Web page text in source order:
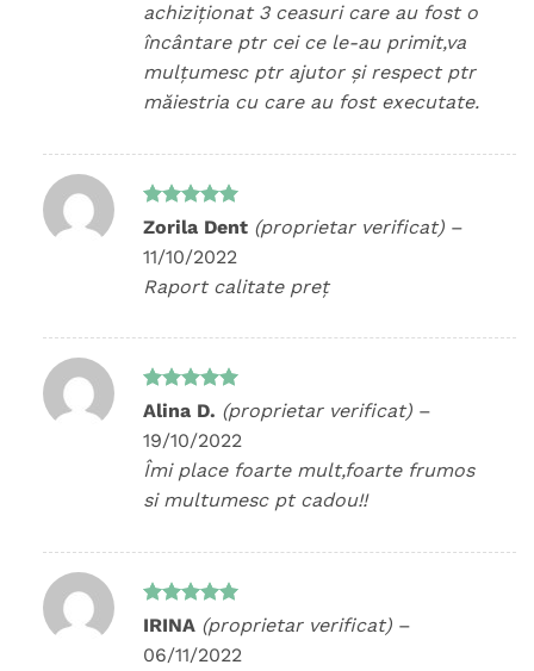
achiziționat 3 ceasuri care au fost o
încântare ptr cei ce le-au primit,va
mulțumesc ptr ajutor și respect ptr
măiestria cu care au fost executate.
Evaluat la
Zorila Dent (proprietar verificat) –
11/10/2022
Raport calitate preț
Evaluat la
Alina D. (proprietar verificat) –
19/10/2022
Îmi place foarte mult,foarte frumos
si multumesc pt cadou!!
Evaluat la
5din 5
IRINA (proprietar verificat) –
06/11/2022